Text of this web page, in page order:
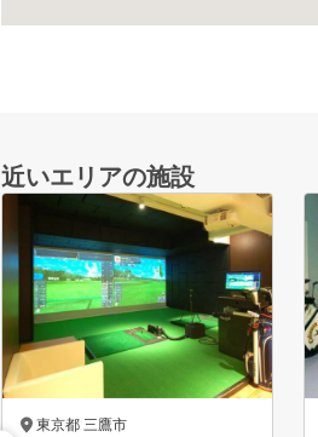
近いエリアの施設
東京都 三鷹市